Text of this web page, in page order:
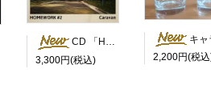
CD 「HOMEWORK #2」
3,300円(税込)
キャラバン君＆Slow Flow Music 8オンスガラスタ
2,200円(税